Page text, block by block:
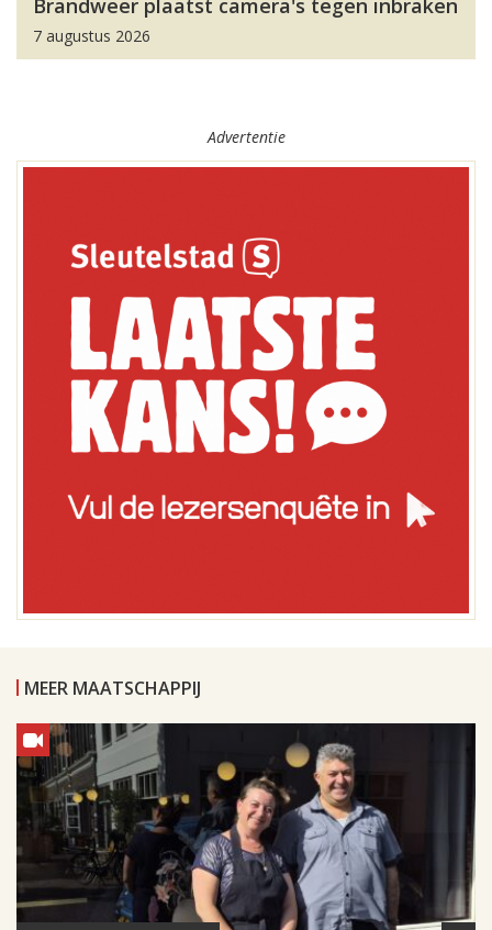
Brandweer plaatst camera's tegen inbraken
7 augustus 2026
Advertentie
MEER MAATSCHAPPIJ